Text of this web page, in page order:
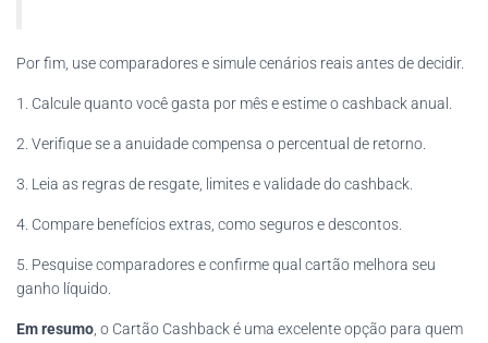
Por fim, use comparadores e simule cenários reais antes de decidir.
1. Calcule quanto você gasta por mês e estime o cashback anual.
2. Verifique se a anuidade compensa o percentual de retorno.
3. Leia as regras de resgate, limites e validade do cashback.
4. Compare benefícios extras, como seguros e descontos.
5. Pesquise comparadores e confirme qual cartão melhora seu
ganho líquido.
Em resumo, o Cartão Cashback é uma excelente opção para quem